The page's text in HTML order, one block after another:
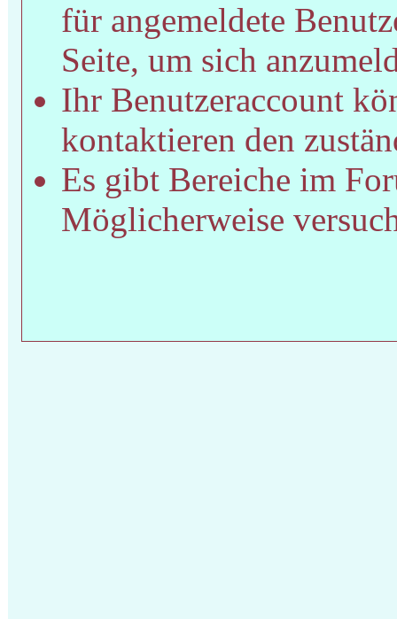
für angemeldete
Seite, um sich
Ihr Benutzeraccount
kontaktieren den
Es gibt Bereiche im
Möglicherweise